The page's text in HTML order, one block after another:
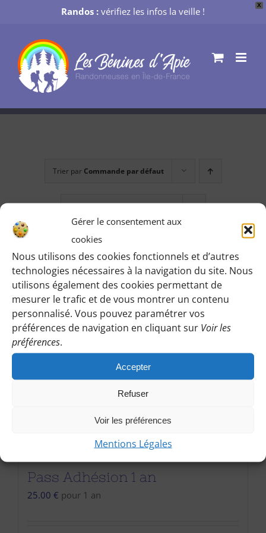
X
Randos : vérifiez les infos la veille !
Gérer le consentement aux
cookies
Nous utilisons des cookies fonctionnels et d’autres
technologies nécessaires à la navigation du site. Nous
utilisons également des cookies permettant de
mesurer le trafic et de vous montrer un contenu
personnalisé. Vous pouvez paramétrer vos
préférences de navigation en cliquant sur Voir les
préférences.
Accepter
Refuser
Voir les préférences
Mentions Légales
contenu
Trier par Commande par défaut
Montrer12 produits
Pass Adhésion 1 an
25.00 € pour 1 an